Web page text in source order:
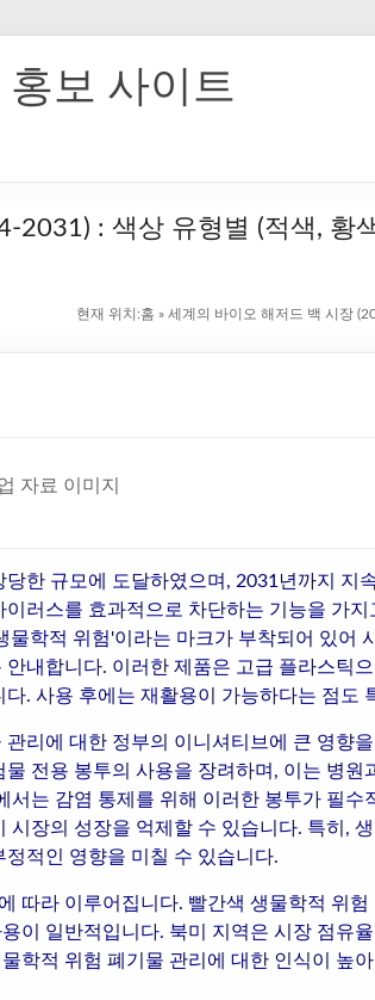
보 사이트
2031) : 색상 유형별 (적색, 황
현재 위치:홈 » 세계의 바이오 해저드 백 시장
한 규모에 도달하였으며, 2031년까지 지
러스를 효과적으로 차단하는 기능을 가지
학적 위험'이라는 마크가 부착되어 있어
내합니다. 이러한 제품은 고급 플라스틱으
. 사용 후에는 재활용이 가능하다는 점도
리에 대한 정부의 이니셔티브에 큰 영향
전용 봉투의 사용을 장려하며, 이는 병원
는 감염 통제를 위해 이러한 봉투가 필수
장의 성장을 억제할 수 있습니다. 특히, 생
적인 영향을 미칠 수 있습니다.
따라 이루어집니다. 빨간색 생물학적 위험
이 일반적입니다. 북미 지역은 시장 점유
학적 위험 폐기물 관리에 대한 인식이 높